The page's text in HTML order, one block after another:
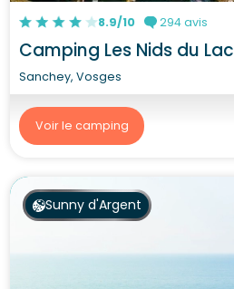
8.9/10 294 avis
Camping Les Nids du Lac
Sanchey, Vosges
Voir le camping
Sunny d'Argent